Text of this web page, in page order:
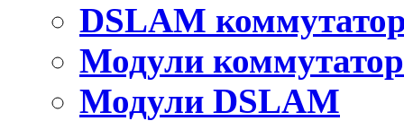
DSLAM
Модули
Модули DSLAM